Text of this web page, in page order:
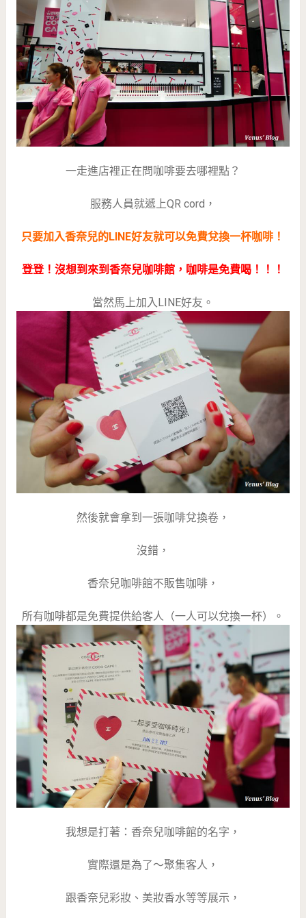
一走進店裡正在問咖啡要去哪裡點？
服務人員就遞上QR cord，
只要加入香奈兒的LINE好友就可以免費兌換一杯咖啡！
登登！沒想到來到香奈兒咖啡館，咖啡是免費喝！！！
當然馬上加入LINE好友。
然後就會拿到一張咖啡兌換卷，
沒錯，
香奈兒咖啡館不販售咖啡，
所有咖啡都是免費提供給客人（一人可以兌換一杯）。
我想是打著：香奈兒咖啡館的名字，
實際還是為了～聚集客人，
跟香奈兒彩妝、美妝香水等等展示，